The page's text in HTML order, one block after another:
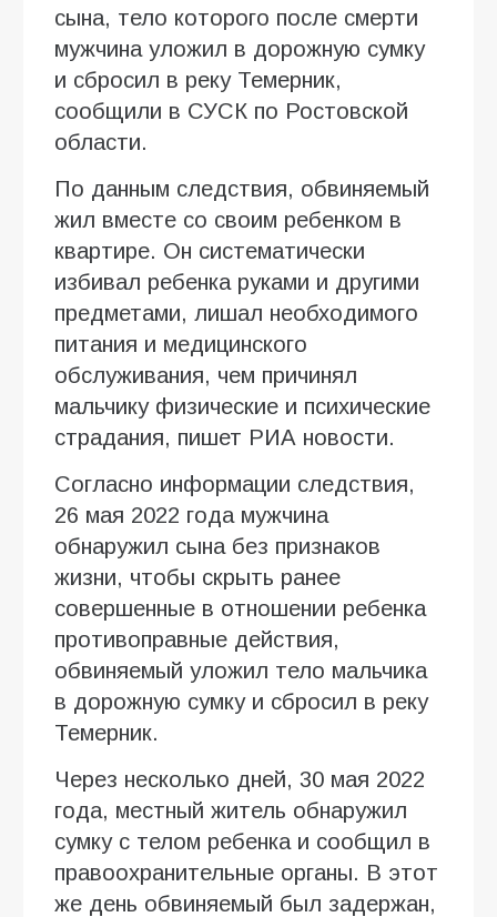
сына, тело которого после смерти
мужчина уложил в дорожную сумку
и сбросил в реку Темерник,
сообщили в СУСК по Ростовской
области.
По данным следствия, обвиняемый
жил вместе со своим ребенком в
квартире. Он систематически
избивал ребенка руками и другими
предметами, лишал необходимого
питания и медицинского
обслуживания, чем причинял
мальчику физические и психические
страдания, пишет РИА новости.
Согласно информации следствия,
26 мая 2022 года мужчина
обнаружил сына без признаков
жизни, чтобы скрыть ранее
совершенные в отношении ребенка
противоправные действия,
обвиняемый уложил тело мальчика
в дорожную сумку и сбросил в реку
Темерник.
Через несколько дней, 30 мая 2022
года, местный житель обнаружил
сумку с телом ребенка и сообщил в
правоохранительные органы. В этот
же день обвиняемый был задержан,